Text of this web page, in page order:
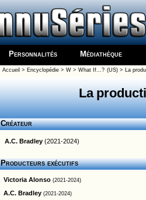
Personnalités Médiathèque
Accueil > Encyclopédie> W> What If...? (US)> La
La
Créateur
A.C. Bradley (2021-2024)
Producteurs exécutifs
Victoria Alonso (2021-2024)
A.C. Bradley (2021-2024)